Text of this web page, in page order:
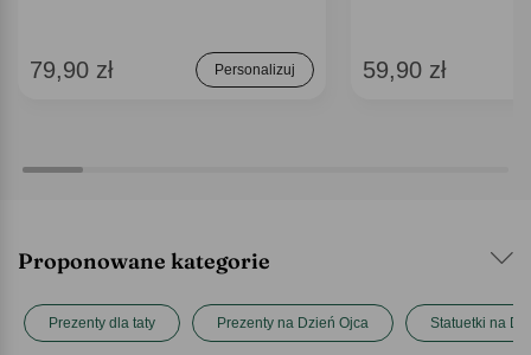
79,90 zł Personalizuj 59,90 zł
Proponowane kategorie
Prezenty dla taty Prezenty na Dzień Ojca Statuetki na